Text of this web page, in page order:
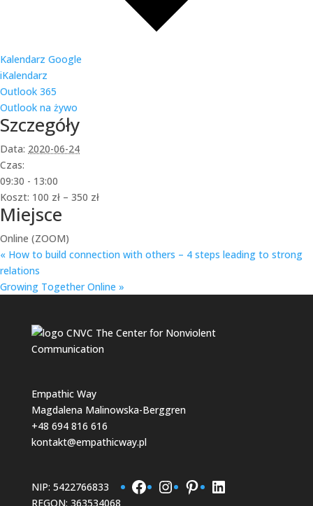
Kalendarz Google
iKalendarz
Outlook 365
Outlook na żywo
Szczegóły
Data: 2020-06-24
Czas:
09:30 - 13:00
Koszt: 100 zł – 350 zł
Miejsce
Online (ZOOM)
« How to build connection with others – 4 steps leading to strong
relations
Growing Together Online »
Empathic Way
Magdalena Malinowska-Berggren
+48 694 816 616
kontakt@empathicway.pl
NIP: 5422766833
REGON: 363534068
Facebook
Instagram
Pinterest
LinkedIn